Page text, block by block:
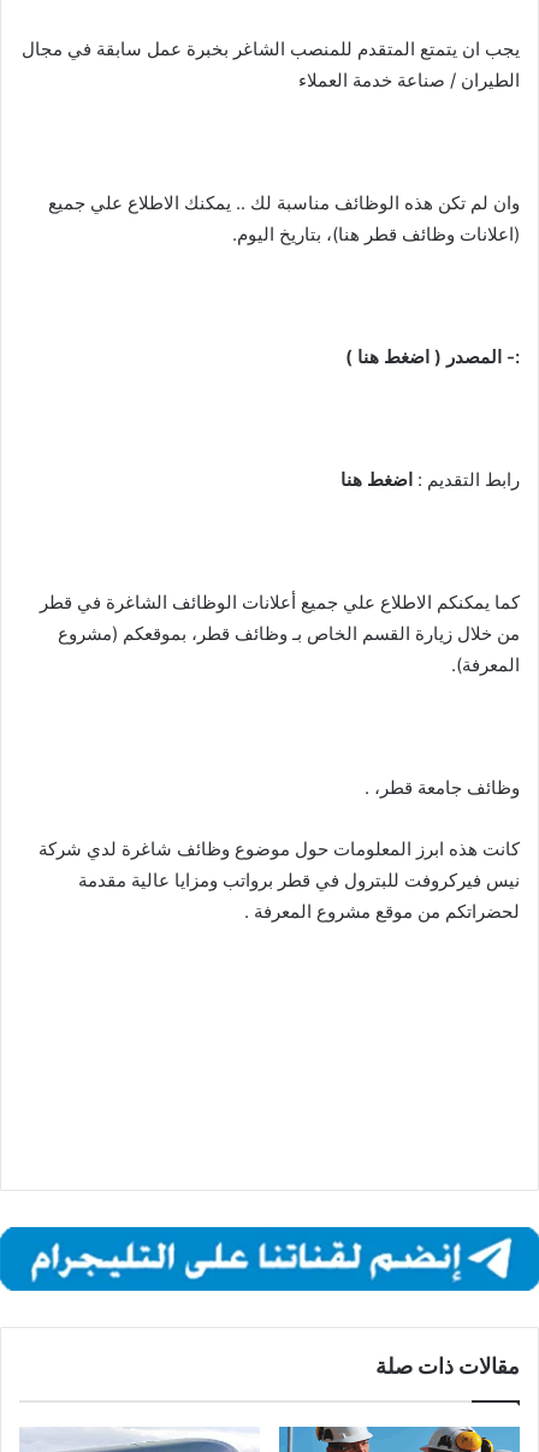
يجب ان يتمتع المتقدم للمنصب الشاغر بخبرة عمل سابقة في مجال
الطيران / صناعة خدمة العملاء
وان لم تكن هذه الوظائف مناسبة لك .. يمكنك الاطلاع علي جميع
(اعلانات وظائف قطر هنا)، بتاريخ اليوم.
:- المصدر ( اضغط هنا )
رابط التقديم : اضغط هنا
كما يمكنكم الاطلاع علي جميع أعلانات الوظائف الشاغرة في قطر
من خلال زيارة القسم الخاص بـ وظائف قطر، بموقعكم (مشروع
المعرفة).
وظائف جامعة قطر، .
كانت هذه ابرز المعلومات حول موضوع وظائف شاغرة لدي شركة
نيس فيركروفت للبترول في قطر برواتب ومزايا عالية مقدمة
لحضراتكم من موقع مشروع المعرفة .
مقالات ذات صلة